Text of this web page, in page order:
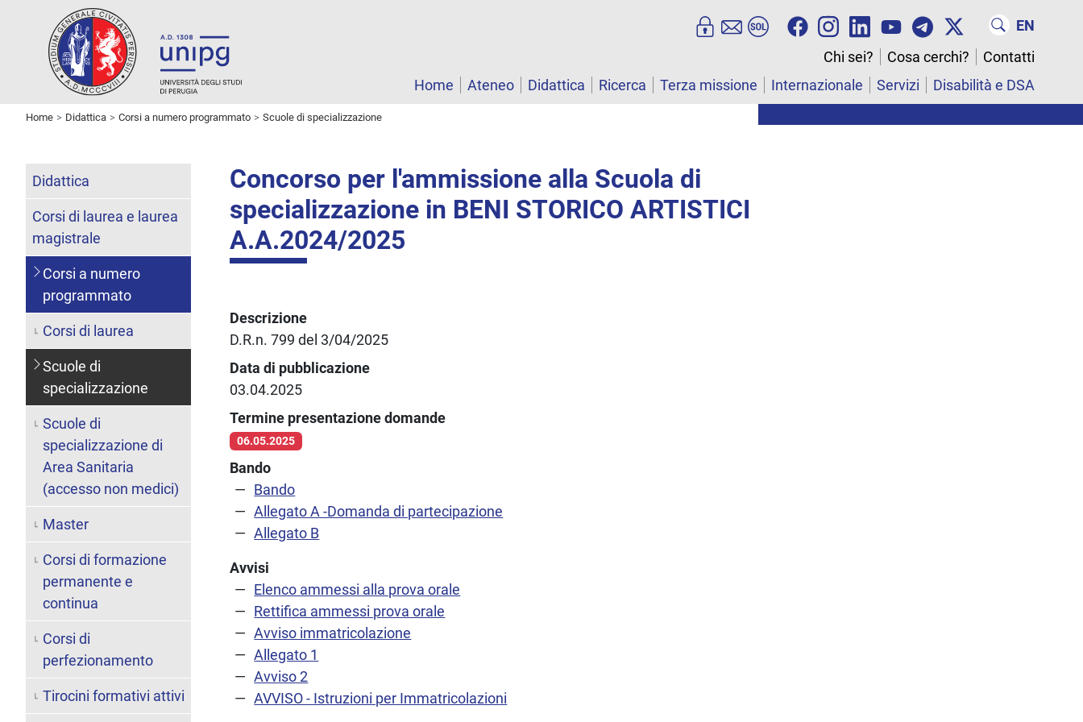
EN
Chi sei?
Cosa cerchi?
Contatti
Home
Ateneo Didattica Ricerca Terza missione Internazionale Servizi Disabilità e DSA
Home Didattica Corsi a numero programmato Scuole di specializzazione
Concorso per l'ammissione alla Scuola di
specializzazione in BENI STORICO ARTISTICI
A.A.2024/2025
Descrizione
D.R.n. 799 del 3/04/2025
Data di pubblicazione
03.04.2025
Termine presentazione domande
06.05.2025
Bando
Bando
Allegato A -Domanda di partecipazione
Allegato B
Avvisi
Elenco ammessi alla prova orale
Rettifica ammessi prova orale
Avviso immatricolazione
Allegato 1
Avviso 2
AVVISO - Istruzioni per Immatricolazioni
Didattica
Corsi di laurea e laurea
magistrale
Corsi a numero
programmato
Corsi di laurea
Scuole di
specializzazione
Scuole di
specializzazione di
Area Sanitaria
(accesso non medici)
Master
Corsi di formazione
permanente e
continua
Corsi di
perfezionamento
Tirocini formativi attivi